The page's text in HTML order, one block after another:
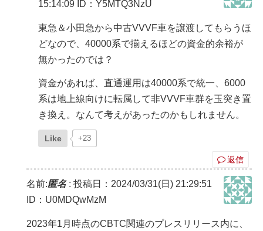
15:14:09 ID：Y5MTQ3NzU
東急＆小田急から中古VVVF車を譲渡してもらうほ
どなので、40000系で揃えるほどの資金的余裕が
無かったのでは？
資金があれば、直通運用は40000系で統一、6000
系は地上線向けに転属して非VVVF車群を玉突き置
き換え。なんて考えがあったのかもしれません。
Like +23
返信
名前:匿名: 投稿日：2024/03/31(日) 21:29:51
ID：U0MDQwMzM
2023年1月時点のCBTC関連のプレスリリース内に、